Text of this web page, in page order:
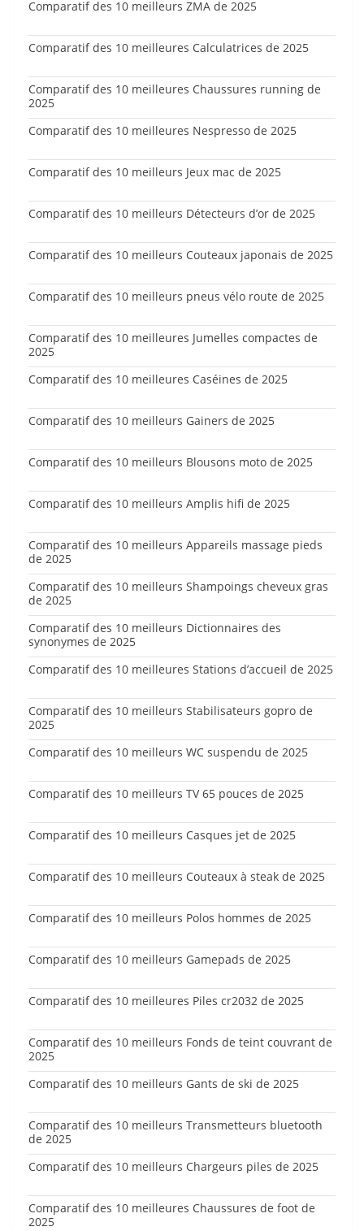
Comparatif des 10 meilleurs ZMA de 2025
Comparatif des 10 meilleures Calculatrices de 2025
Comparatif des 10 meilleures Chaussures running de
2025
Comparatif des 10 meilleures Nespresso de 2025
Comparatif des 10 meilleurs Jeux mac de 2025
Comparatif des 10 meilleurs Détecteurs d’or de 2025
Comparatif des 10 meilleurs Couteaux japonais de 2025
Comparatif des 10 meilleurs pneus vélo route de 2025
Comparatif des 10 meilleures Jumelles compactes de
2025
Comparatif des 10 meilleures Caséines de 2025
Comparatif des 10 meilleurs Gainers de 2025
Comparatif des 10 meilleurs Blousons moto de 2025
Comparatif des 10 meilleurs Amplis hifi de 2025
Comparatif des 10 meilleurs Appareils massage pieds
de 2025
Comparatif des 10 meilleurs Shampoings cheveux gras
de 2025
Comparatif des 10 meilleurs Dictionnaires des
synonymes de 2025
Comparatif des 10 meilleures Stations d’accueil de 2025
Comparatif des 10 meilleurs Stabilisateurs gopro de
2025
Comparatif des 10 meilleurs WC suspendu de 2025
Comparatif des 10 meilleurs TV 65 pouces de 2025
Comparatif des 10 meilleurs Casques jet de 2025
Comparatif des 10 meilleurs Couteaux à steak de 2025
Comparatif des 10 meilleurs Polos hommes de 2025
Comparatif des 10 meilleurs Gamepads de 2025
Comparatif des 10 meilleures Piles cr2032 de 2025
Comparatif des 10 meilleurs Fonds de teint couvrant de
2025
Comparatif des 10 meilleurs Gants de ski de 2025
Comparatif des 10 meilleurs Transmetteurs bluetooth
de 2025
Comparatif des 10 meilleurs Chargeurs piles de 2025
Comparatif des 10 meilleures Chaussures de foot de
2025